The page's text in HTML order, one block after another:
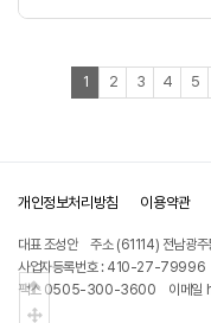
열린
1 페이지
2페이지
3페이지
4페이지
5페
개인정보처리방침 이용약관
대표 조성안
주소 (61114) 전남광
사업자등록번호 : 410-27-79996
팩스 0505-300-3600
이메
상단으로
중간으로